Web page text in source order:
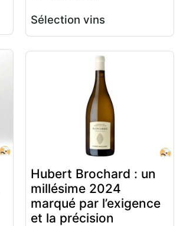
Sélection vins
Hubert Brochard : un
millésime 2024
marqué par l’exigence
et la précision